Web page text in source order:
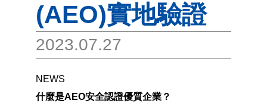
(AEO)實地驗證
2023.07.27
NEWS
什麼是AEO安全認證優質企業？